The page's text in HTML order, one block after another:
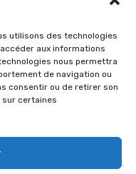
utilisons des technologies
aux informations
nous permettra
de navigation ou
consentir ou de retirer son
certaines